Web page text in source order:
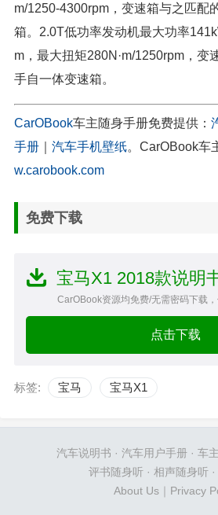
m/1250-4300rpm，变速箱与之匹配
箱。2.0T低功率发动机最大功率
m，最大扭矩280N·m/1250rpm，变
手自一体变速箱。
CarOBook车主随身手册免费提供：
手册
汽车手机壁纸。CarOBook车
w.carobook.com
免费下载
宝马X1 2018款说明
CarOBook资源均免费/无需密码下载，
点击下载
标签: 宝马 宝马X1
汽车说明书 · 汽车用户手册· 车
评书随身听 · 相声随身听 ·
About Us｜ Privacy